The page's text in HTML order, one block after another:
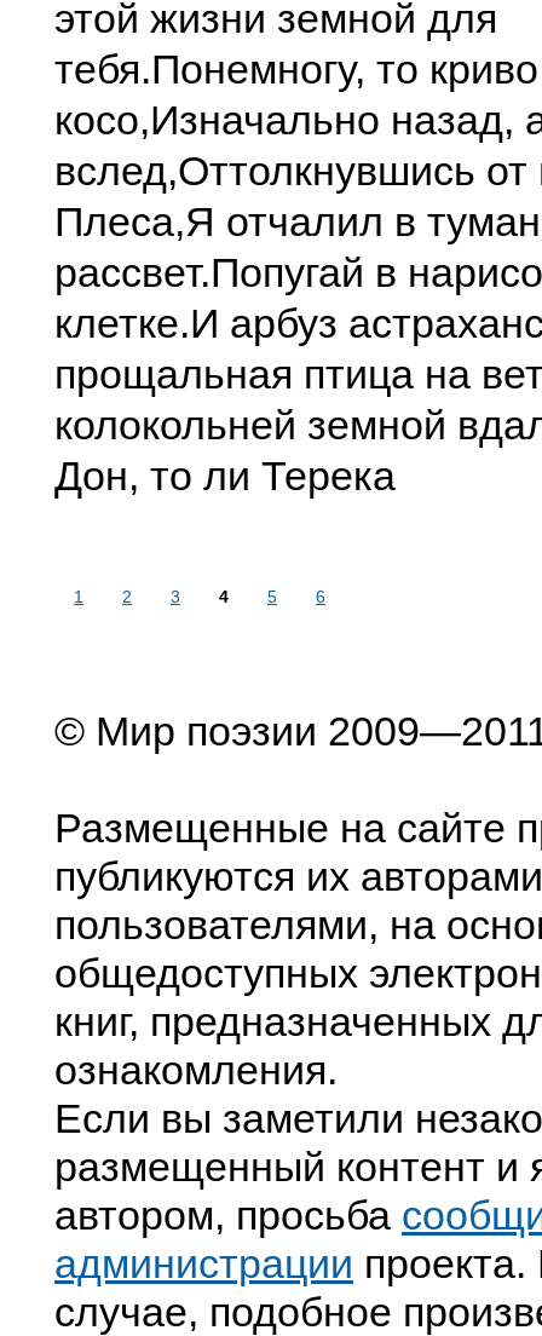
этой жизни земной для
тебя.Понемногу, то
косо,Изначально назад,
вслед,Оттолкнувшись от
Плеса,Я отчалил в
рассвет.Попугай в
клетке.И арбуз
прощальная птица на
колокольней земной
Дон, то ли Терека
1 2 3 4 5 6
© Мир поэзии
Размещенные на сайте
публикуются их
пользователями, на
общедоступных
книг, предназначенных
ознакомления.
Если вы заметили
размещенный контент и
автором, просьба
администрации
случае, подобное